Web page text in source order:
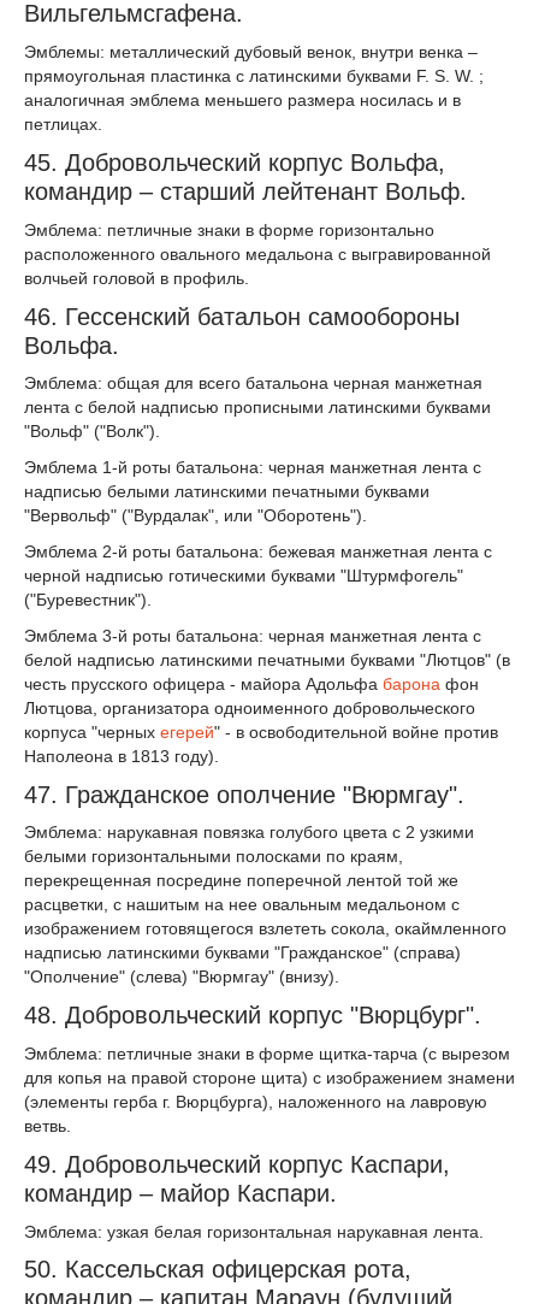
Вильгельмсгафена.
Эмблемы: металлический дубовый венок, внутри венка –
прямоугольная пластинка с латинскими буквами F. S. W. ;
аналогичная эмблема меньшего размера носилась и в
петлицах.
45. Добровольческий корпус Вольфа,
командир – старший лейтенант Вольф.
Эмблема: петличные знаки в форме горизонтально
расположенного овального медальона с выгравированной
волчьей головой в профиль.
46. Гессенский батальон самообороны
Вольфа.
Эмблема: общая для всего батальона черная манжетная
лента с белой надписью прописными латинскими буквами
"Вольф" ("Волк").
Эмблема 1-й роты батальона: черная манжетная лента с
надписью белыми латинскими печатными буквами
"Вервольф" ("Вурдалак", или "Оборотень").
Эмблема 2-й роты батальона: бежевая манжетная лента с
черной надписью готическими буквами "Штурмфогель"
("Буревестник").
Эмблема 3-й роты батальона: черная манжетная лента с
белой надписью латинскими печатными буквами "Лютцов" (в
честь прусского офицера - майора Адольфа барона фон
Лютцова, организатора одноименного добровольческого
корпуса "черных егерей" - в освободительной войне против
Наполеона в 1813 году).
47. Гражданское ополчение "Вюрмгау".
Эмблема: нарукавная повязка голубого цвета с 2 узкими
белыми горизонтальными полосками по краям,
перекрещенная посредине поперечной лентой той же
расцветки, с нашитым на нее овальным медальоном с
изображением готовящегося взлететь сокола, окаймленного
надписью латинскими буквами "Гражданское" (справа)
"Ополчение" (слева) "Вюрмгау" (внизу).
48. Добровольческий корпус "Вюрцбург".
Эмблема: петличные знаки в форме щитка-тарча (с вырезом
для копья на правой стороне щита) с изображением знамени
(элементы герба г. Вюрцбурга), наложенного на лавровую
ветвь.
49. Добровольческий корпус Каспари,
командир – майор Каспари.
Эмблема: узкая белая горизонтальная нарукавная лента.
50. Кассельская офицерская рота,
командир – капитан Мараун (будущий